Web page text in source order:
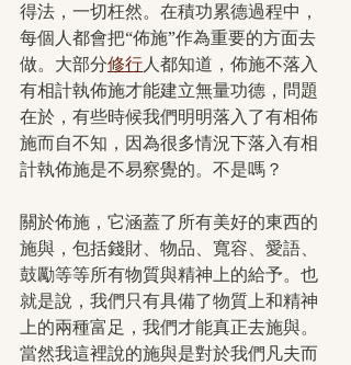
得法，一切枉然。在積功累德過程中，
每個人都會把“佈施”作為重要的方面去
做。大部分修行人都知道，佈施不落入
有相計執佈施才能建立無量功德，問題
在於，有些時候我們明明落入了有相佈
施而自不知，因為很多情況下落入有相
計執佈施是不易察覺的。不是嗎？
關於佈施，它涵蓋了所有美好的東西的
施與，包括錢財、物品、寬容、愛語、
鼓勵等等所有物質與精神上的給予。也
就是說，我們只有具備了物質上和精神
上的兩種富足，我們才能真正去施與。
當然我這裡說的施與是對於我們凡夫而